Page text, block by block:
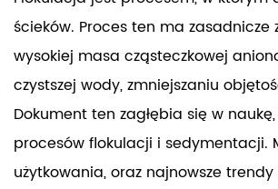
ścieków. Proces ten ma
wysokiej masa cząsteczkowej
czystszej wody, zmniejszaniu
Dokument ten zagłębia się w
procesów flokulacji i sedymentacji.
użytkowania, oraz najnowsze